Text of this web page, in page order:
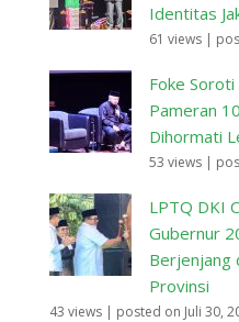
Identitas
61 views |
Foke Soroti
Pameran
Dihormati
53 views |
LPTQ DKI
Gubernur
Berjenjang
Provinsi
43 views | posted on Juli 30,